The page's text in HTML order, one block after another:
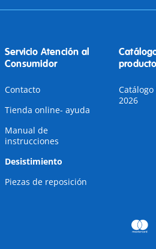
Servicio Atención al
Consumidor
Contacto
Tienda online- ayuda
Manual de
instrucciones
Desistimiento
Piezas de reposición
Catálogo
2026